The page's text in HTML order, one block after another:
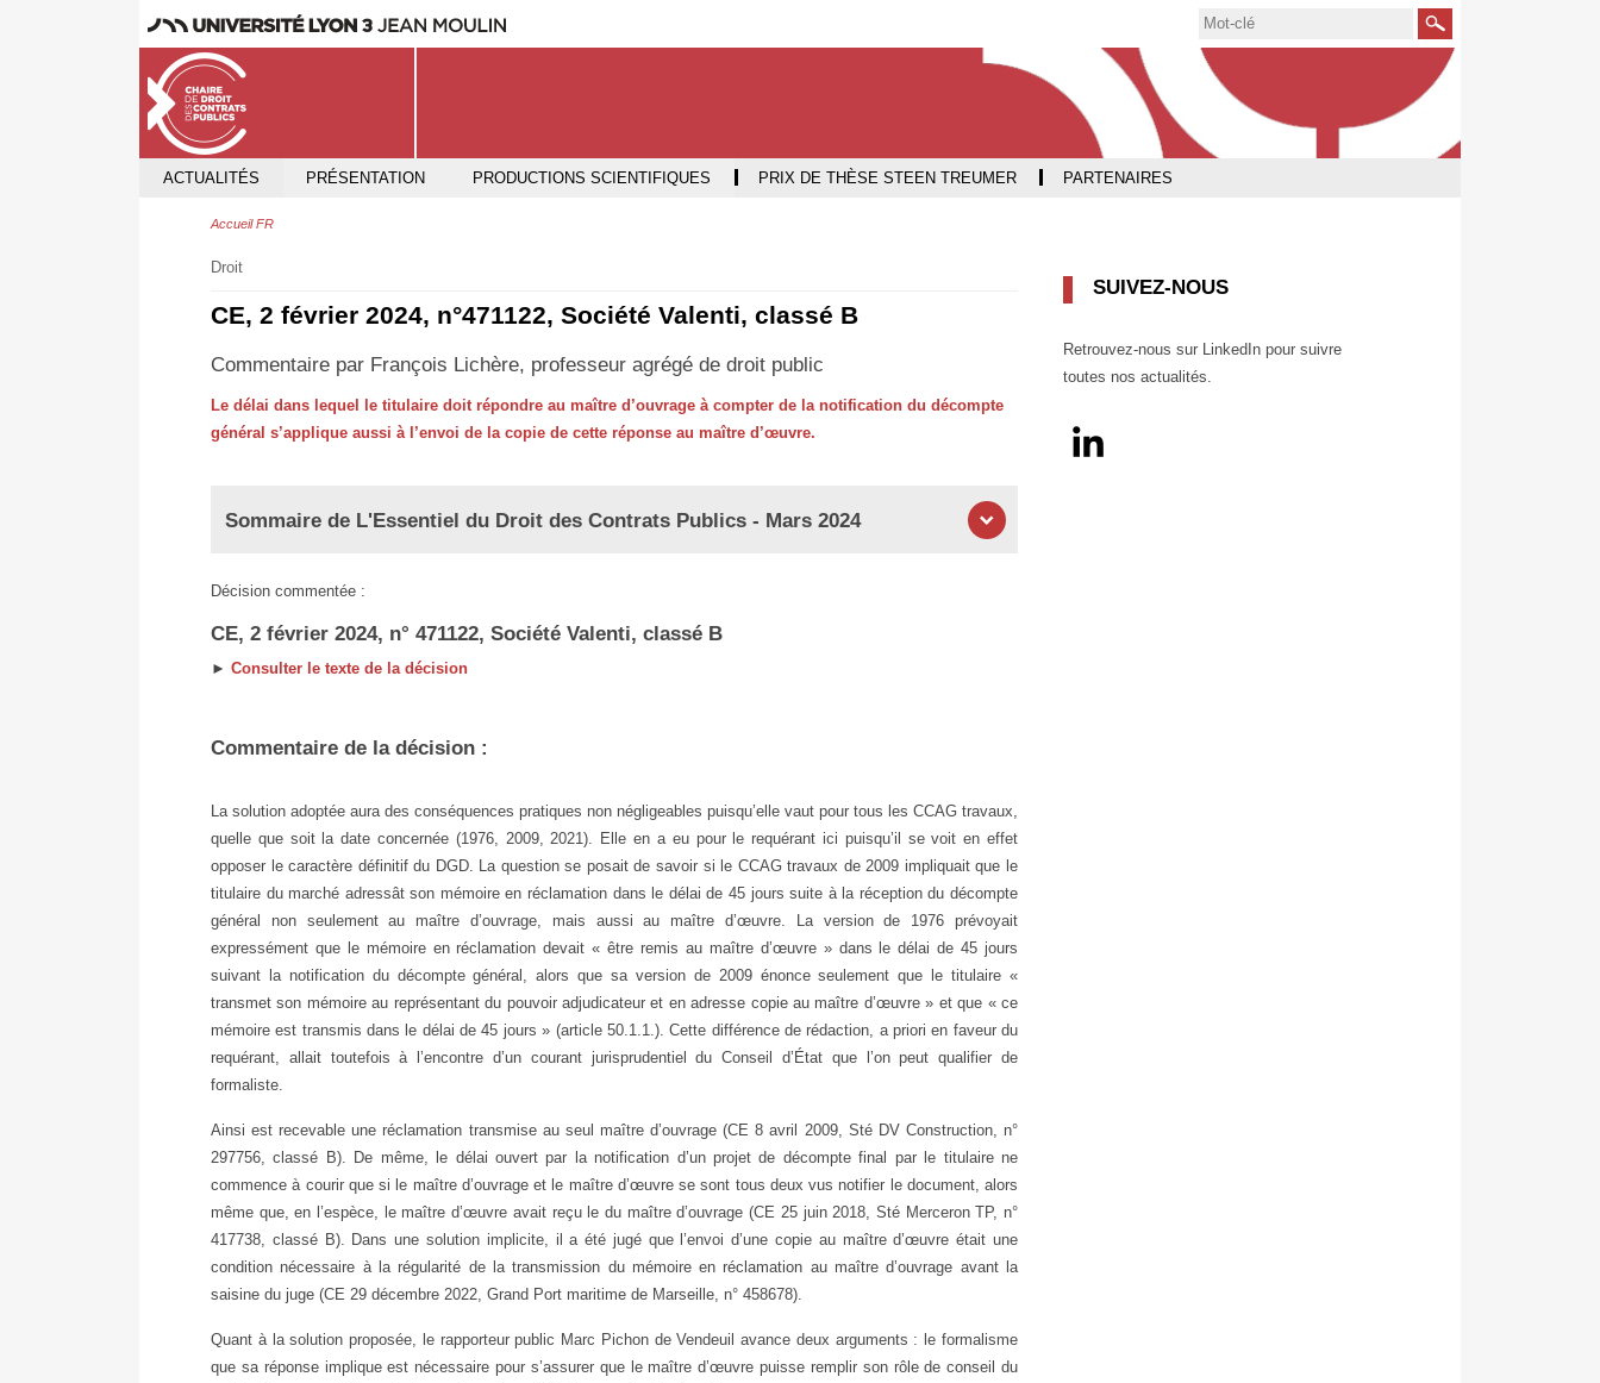
Rechercher
ACTUALITÉS PRÉSENTATION PRODUCTIONS SCIENTIFIQUES PRIX DE THÈSE STEEN TREUMER PARTENAIRES
Accueil FR
Droit
CE, 2 février 2024, n°471122, Société Valenti, classé B
Commentaire par François Lichère, professeur agrégé de droit public
Le délai dans lequel le titulaire doit répondre au maître d’ouvrage à compter de la notification du décompte
général s’applique aussi à l’envoi de la copie de cette réponse au maître d’œuvre.
Sommaire de L'Essentiel du Droit des Contrats Publics - Mars 2024
Décision commentée :
CE, 2 février 2024, n° 471122, Société Valenti, classé B
► Consulter le texte de la décision
Commentaire de la décision :
La solution adoptée aura des conséquences pratiques non négligeables puisqu’elle vaut pour tous les CCAG travaux,
quelle que soit la date concernée (1976, 2009, 2021). Elle en a eu pour le requérant ici puisqu’il se voit en effet
opposer le caractère définitif du DGD. La question se posait de savoir si le CCAG travaux de 2009 impliquait que le
titulaire du marché adressât son mémoire en réclamation dans le délai de 45 jours suite à la réception du décompte
général non seulement au maître d’ouvrage, mais aussi au maître d’œuvre. La version de 1976 prévoyait
expressément que le mémoire en réclamation devait « être remis au maître d’œuvre » dans le délai de 45 jours
suivant la notification du décompte général, alors que sa version de 2009 énonce seulement que le titulaire «
transmet son mémoire au représentant du pouvoir adjudicateur et en adresse copie au maître d’œuvre » et que « ce
mémoire est transmis dans le délai de 45 jours » (article 50.1.1.). Cette différence de rédaction, a priori en faveur du
requérant, allait toutefois à l’encontre d’un courant jurisprudentiel du Conseil d’État que l’on peut qualifier de
formaliste.
Ainsi est recevable une réclamation transmise au seul maître d’ouvrage (CE 8 avril 2009, Sté DV Construction, n°
297756, classé B). De même, le délai ouvert par la notification d’un projet de décompte final par le titulaire ne
commence à courir que si le maître d’ouvrage et le maître d’œuvre se sont tous deux vus notifier le document, alors
même que, en l’espèce, le maître d’œuvre avait reçu le du maître d’ouvrage (CE 25 juin 2018, Sté Merceron TP, n°
417738, classé B). Dans une solution implicite, il a été jugé que l’envoi d’une copie au maître d’œuvre était une
condition nécessaire à la régularité de la transmission du mémoire en réclamation au maître d’ouvrage avant la
saisine du juge (CE 29 décembre 2022, Grand Port maritime de Marseille, n° 458678).
Quant à la solution proposée, le rapporteur public Marc Pichon de Vendeuil avance deux arguments : le formalisme
que sa réponse implique est nécessaire pour s’assurer que le maître d’œuvre puisse remplir son rôle de conseil du
SUIVEZ-NOUS
Retrouvez-nous sur LinkedIn pour suivre
toutes nos actualités.